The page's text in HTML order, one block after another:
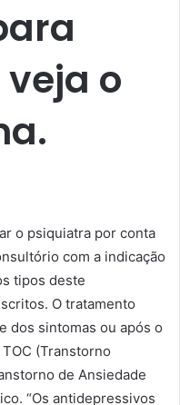
o
o psiquiatra por conta
com a indicação
tipos deste
O tratamento
dos sintomas ou após o
(Transtorno
de Ansiedade
“Os antidepressivos